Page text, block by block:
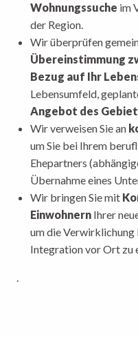
Wohnungssuche im
der Region.
Wir überprüfen
Übereinstimmung
Bezug auf Ihr
Lebensumfeld,
Angebot des
Wir verweisen Sie an
um Sie bei Ihrem
Ehepartners
Übernahme eines
Wir bringen Sie mit
Einwohnern Ihrer
um die Verwirklichung
Integration vor Ort zu
.